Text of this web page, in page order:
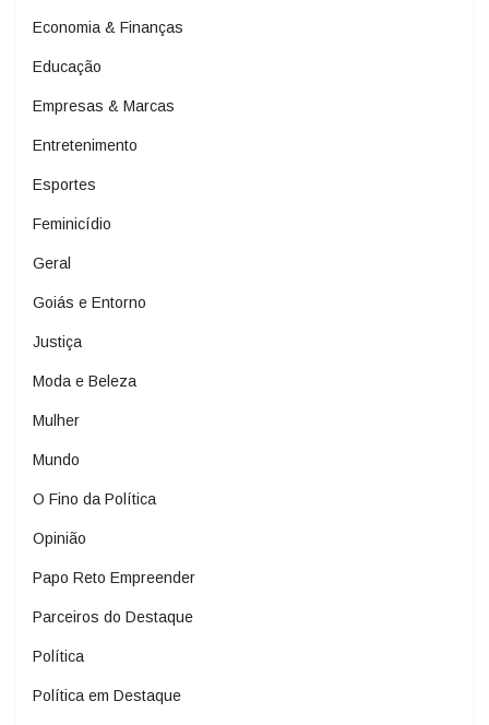
Economia & Finanças
Educação
Empresas & Marcas
Entretenimento
Esportes
Feminicídio
Geral
Goiás e Entorno
Justiça
Moda e Beleza
Mulher
Mundo
O Fino da Política
Opinião
Papo Reto Empreender
Parceiros do Destaque
Política
Política em Destaque